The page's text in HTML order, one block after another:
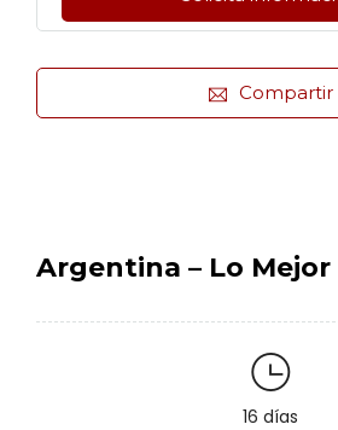
Compartir
Argentina – Lo Mejor
16 días